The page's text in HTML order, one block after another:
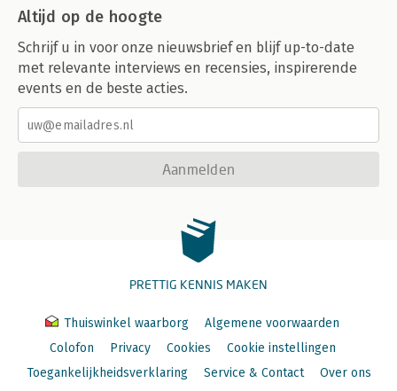
Altijd op de hoogte
Schrijf u in voor onze nieuwsbrief en blijf up-to-date
met relevante interviews en recensies, inspirerende
events en de beste acties.
Aanmelden
PRETTIG KENNIS MAKEN
Thuiswinkel waarborg
Algemene voorwaarden
Colofon
Privacy Cookies
Cookie instellingen
Toegankelijkheidsverklaring
Service & Contact Over ons